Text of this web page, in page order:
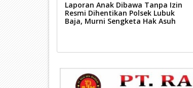
Laporan Anak Dibawa Tanpa Izin
Resmi Dihentikan Polsek Lubuk
Baja, Murni Sengketa Hak Asuh